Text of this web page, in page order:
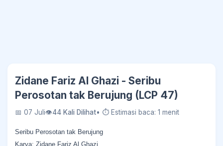
Zidane Fariz Al Ghazi - Seribu
Perosotan tak Berujung (LCP 47)
📅 07 Juli👁44 Kali Dilihat• ⏱ Estimasi baca: 1 menit
Seribu Perosotan tak Berujung
Karya: Zidane Fariz Al Ghazi